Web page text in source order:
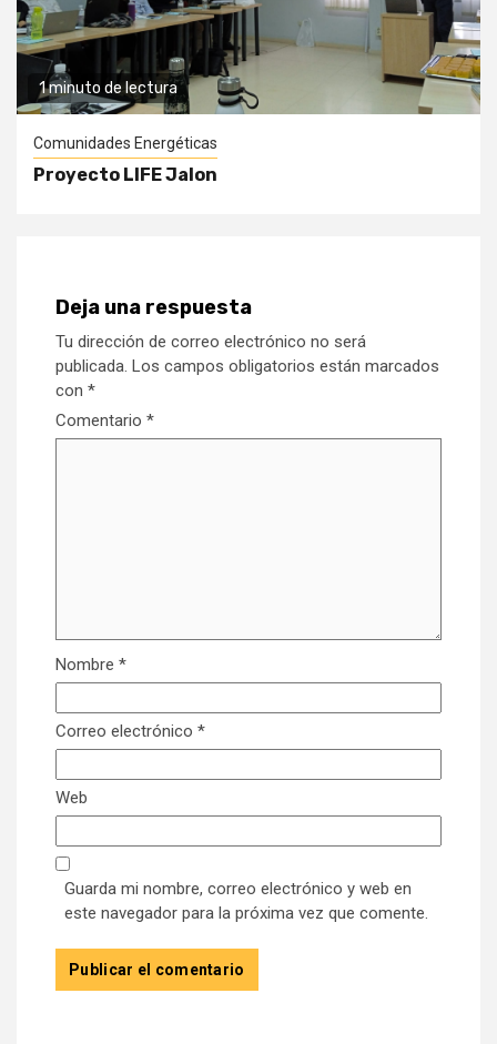
1 minuto de lectura
Comunidades Energéticas
Proyecto LIFE Jalon
Deja una respuesta
Tu dirección de correo electrónico no será
publicada. Los campos obligatorios están marcados
con *
Comentario *
Nombre *
Correo electrónico *
Web
Guarda mi nombre, correo electrónico y web en
este navegador para la próxima vez que comente.